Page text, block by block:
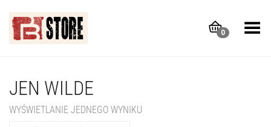
0
Toggle Menu
JEN WILDE
WYŚWIETLANIE JEDNEGO WYNIKU